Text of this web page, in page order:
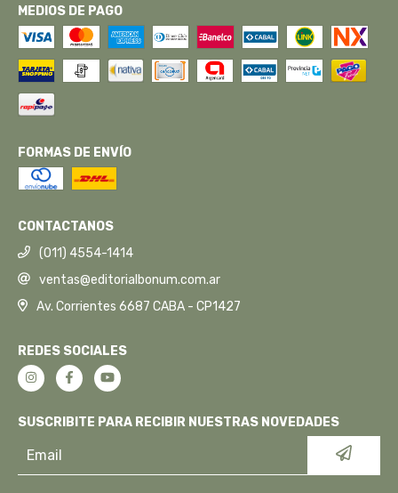
MEDIOS DE PAGO
FORMAS DE ENVÍO
CONTACTANOS
(011) 4554-1414
ventas@editorialbonum.com.ar
Av. Corrientes 6687 CABA - CP1427
REDES SOCIALES
SUSCRIBITE PARA RECIBIR NUESTRAS NOVEDADES